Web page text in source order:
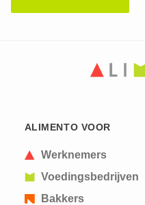
submissions.
ALIMENTO VOOR
Werknemers
Voedingsbedrijven
Bakkers